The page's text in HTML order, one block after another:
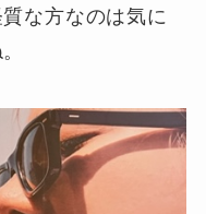
な方なのは気に